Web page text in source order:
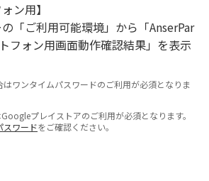
ン用】
「ご利用可能環境」から「AnserPar
フォン用画面動作確認結果」を表示
はワンタイムパスワードのご利用が必須となりま
プレイストアのご利用が必須となります。
スワードをご確認ください。